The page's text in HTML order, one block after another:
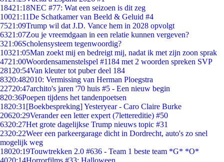
18421:18NEC #77: Wat een seizoen is dit zeg
10021:11De Schatkamer van Beeld & Geluid #4
7521:09Trump wil dat J.D. Vance hem in 2028 opvolgt
6321:07Zou je vreemdgaan in een relatie kunnen vergeven?
321:06Scholensysteem tegenwoordig?
10321:05Man zoekt mij en bedreigt mij, nadat ik met zijn zoon sprak
4721:00Woordensamenstelspel #1184 met 2 woorden spreken SVP
281 20:54Van kleuter tot puber deel 184
8320:482010: Vermissing van Herman Ploegstra
22720:47archito's jaren '70 huis #5 - Een nieuw begin
820:36Poepen tijdens het tandenpoetsen
1820:31 [Boekbespreking] Yesteryear - Caro Claire Burke
20620:29Verander een letter expert (7lettereditie) #50
6320:27Het grote dagelijkse Trump nieuws topic #31
2320:22Weer een parkeergarage dicht in Dordrecht, auto's zo snel
mogelijk weg
18020:19Touwtrekken 2.0 #636 - Team 1 beste team *G* *O*
4020:14Horrorfilms #33: Halloween